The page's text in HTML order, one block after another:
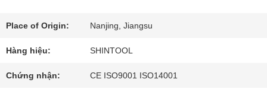
US
REQUEST
Place of Origin: Nanjing, Jiangsu
Hàng hiệu: SHINTOOL
Chứng nhận: CE ISO9001 ISO14001